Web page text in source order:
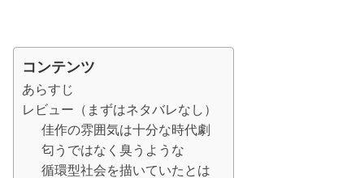
コンテンツ
あらすじ
レビュー（まずはネタバレなし）
佳作の雰囲気は十分な時代劇
匂うではなく臭うような
循環型社会を描いていたとは